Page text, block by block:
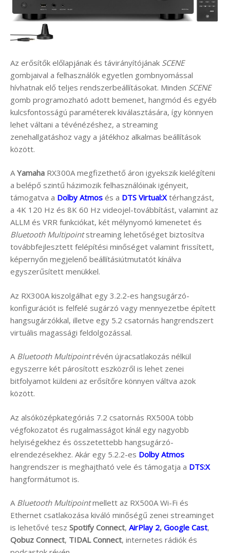
Az erősítők előlapjának és távirányítójának SCENE
gombjaival a felhasználók egyetlen gombnyomással
hívhatnak elő teljes rendszerbeállításokat. Minden SCENE
gomb programozható adott bemenet, hangmód és egyéb
kulcsfontosságú paraméterek kiválasztására, így könnyen
lehet váltani a tévénézéshez, a streaming
zenehallgatáshoz vagy a játékhoz alkalmas beállítások
között.
AYamaha RX300A megfizethető áron igyekszik kielégíteni
a belépő szintű házimozik felhasználóinak igényeit,
támogatva a Dolby Atmos és a DTS Virtual:Xtérhangzást,
a 4K 120 Hz és 8K 60 Hz videojel-továbbítást, valamint az
ALLM és VRR funkciókat, két mélynyomó kimenetet és
Bluetooth Multipointstreaming lehetőséget biztosítva
továbbfejlesztett felépítési minőséget valamint frissített,
képernyőn megjelenő beállításiútmutatót kínálva
egyszerűsített menükkel.
Az RX300A kiszolgálhat egy 3.2.2-es hangsugárzó-
konfigurációt is felfelé sugárzó vagy mennyezetbe épített
hangsugárzókkal, illetve egy 5.2 csatornás hangrendszert
virtuális magassági feldolgozással.
A Bluetooth Multipointrévén újracsatlakozás nélkül
egyszerre két párosított eszközről is lehet zenei
bitfolyamot küldeni az erősítőre könnyen váltva azok
között.
Az alsóközépkategóriás 7.2 csatornás RX500A több
végfokozatot és rugalmasságot kínál egy nagyobb
helyiségekhez és összetettebb hangsugárzó-
elrendezésekhez. Akár egy 5.2.2-es Dolby Atmos
hangrendszer is meghajtható vele és támogatja a DTS:X
hangformátumot is.
A Bluetooth Multipointmellett az RX500A Wi-Fi és
Ethernet csatlakozása kiváló minőségű zenei streaminget
is lehetővé tesz Spotify Connect, AirPlay 2, Google Cast,
Qobuz Connect, TIDAL Connect, internetes rádiók és